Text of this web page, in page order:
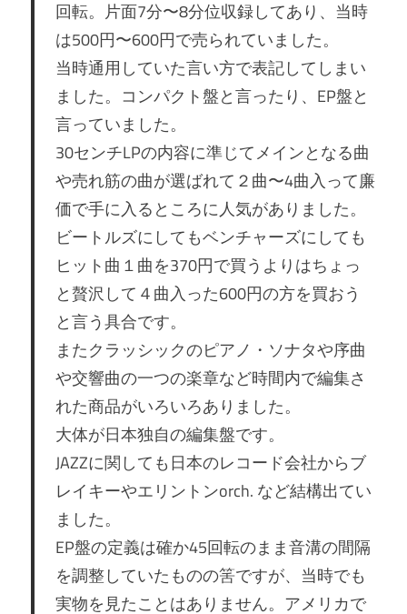
回転。片面7分〜8分位収録してあり、当時
は500円〜600円で売られていました。
当時通用していた言い方で表記してしまい
ました。コンパクト盤と言ったり、EP盤と
言っていました。
30センチLPの内容に準じてメインとなる曲
や売れ筋の曲が選ばれて２曲〜4曲入って廉
価で手に入るところに人気がありました。
ビートルズにしてもベンチャーズにしても
ヒット曲１曲を370円で買うよりはちょっ
と贅沢して４曲入った600円の方を買おう
と言う具合です。
またクラッシックのピアノ・ソナタや序曲
や交響曲の一つの楽章など時間内で編集さ
れた商品がいろいろありました。
大体が日本独自の編集盤です。
JAZZに関しても日本のレコード会社からブ
レイキーやエリントンorch. など結構出てい
ました。
EP盤の定義は確か45回転のまま音溝の間隔
を調整していたものの筈ですが、当時でも
実物を見たことはありません。アメリカで